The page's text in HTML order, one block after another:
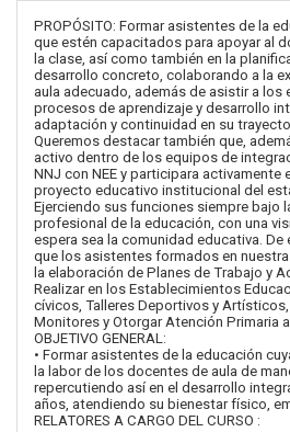
PROPÓSITO: Formar asistentes de la
que estén capacitados para apoyar al
la clase, así como también en la
desarrollo concreto, colaborando a la
aula adecuado, además de asistir a los
procesos de aprendizaje y desarrollo
adaptación y continuidad en su
Queremos destacar también que,
activo dentro de los equipos de
NNJ con NEE y participara activamente
proyecto educativo institucional del
Ejerciendo sus funciones siempre bajo
profesional de la educación, con una
espera sea la comunidad educativa. De
que los asistentes formados en
la elaboración de Planes de Trabajo y
Realizar en los Establecimientos
cívicos, Talleres Deportivos y
Monitores y Otorgar Atención Primaria
OBJETIVO GENERAL:
• Formar asistentes de la educación
la labor de los docentes de aula de
repercutiendo así en el desarrollo
años, atendiendo su bienestar físico,
RELATORES A CARGO DEL CURSO :